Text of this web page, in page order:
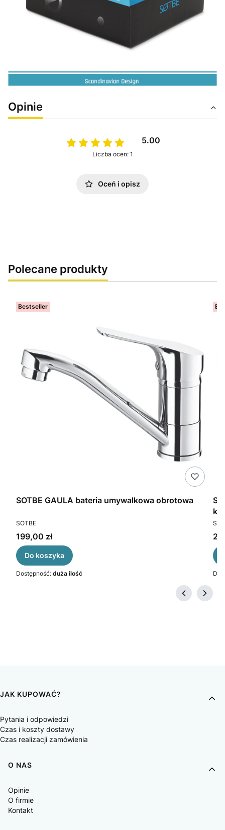
Opinie
5.00
Liczba ocen: 1
Oceń i opisz
Polecane produkty
Bestseller
SOTBE GAULA bateria umywalkowa obrotowa
PRODUCENT
SOTBE
Cena
199,00 zł
Do koszyka
Dostępność: duża ilość
JAK KUPOWAĆ?
Pytania i odpowiedzi
Czas i koszty dostawy
Czas realizacji zamówienia
O NAS
Opinie
O firmie
Kontakt